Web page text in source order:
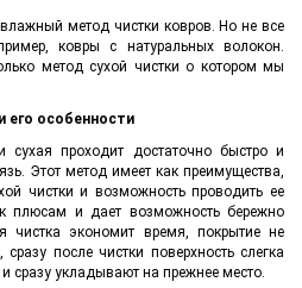
метод чистки ковров. Но не все
ковры с натуральных волокон.
метод сухой чистки о котором мы
его особенности
сухая проходит достаточно быстро и
Этот метод имеет как преимущества,
чистки и возможность проводить ее
плюсам и дает возможность бережно
чистка экономит время, покрытие не
после чистки поверхность слегка
сразу укладывают на прежнее место.